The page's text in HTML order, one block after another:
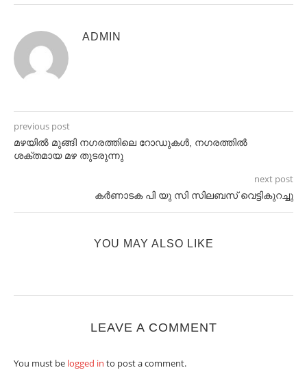
ADMIN
previous post
മഴയിൽ മുങ്ങി നഗരത്തിലെ റോഡുകൾ, നഗരത്തിൽ
ശക്തമായ മഴ തുടരുന്നു
next post
കർണാടക പി യു സി സിലബസ് വെട്ടികുറച്ചു
YOU MAY ALSO LIKE
LEAVE A COMMENT
You must be logged in to post a comment.